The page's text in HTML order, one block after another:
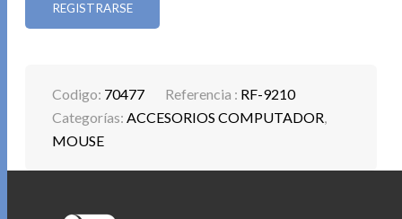
REGISTRARSE
Codigo: 70477 Referencia : RF-9210
Categorías:ACCESORIOS COMPUTADOR,
MOUSE